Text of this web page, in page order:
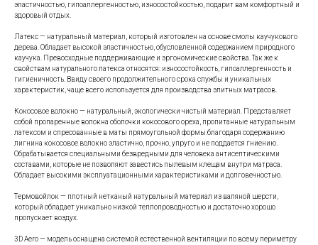
эластичностью, гипоаллергенностью, износостойкостью, подарит вам комфортный и
здоровый отдых.
Латекс — натуральный материал, который изготовлен на основе смолы каучукового
дерева. Обладает высокой эластичностью, обусловленной содержанием природного
каучука. Превосходные поддерживающие и эргономические свойства. Так же к
свойствам натурального латекса относятся: износостойкость, гипоаллергенность и
гигиеничность. Ввиду своего продолжительного срока службы и уникальных
характеристик, чаще всего используется для производства элитных матрасов.
Кокосовое волокно — натуральный, экологически чистый материал. Представляет
собой пропаренные волокна оболочки кокосового ореха, пропитанные натуральным
латексом и спресованные в маты прямоугольной формы.благодаря содержанию
лигнина кокосовое волокно эластично, прочно, упруго и не поддается гниению.
Обрабатывается специальными безвредными для человека антисептическими
составами, которые не позволяют завестись пылевым клещам внутри матраса.
Обладает высокими эксплуатационными характеристиками и долговечностью.
Термовойлок — плотный нетканый натуральный материал из валяной шерсти,
который обладает уникально низкой теплопроводностью и достаточно хорошо
пропускает воздух.
3D Aero — модель оснащена системой естественной вентиляции по всему периметру